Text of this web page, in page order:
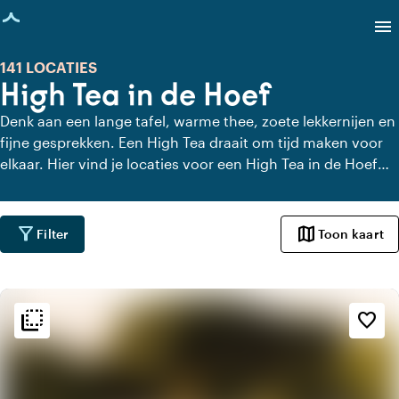
geladen
menu
High Tea in de Hoef
141 LOCATIES
Denk aan een lange tafel, warme thee, zoete lekkernijen en
fijne gesprekken. Een High Tea draait om tijd maken voor
elkaar. Hier vind je locaties voor een High Tea in de Hoef
heel lekker eten. Even geen haast, alleen aandacht voor
elkaar en de lekkernijen.
filter_alt Filter map Toon kaart
flip_to_back favorite_border
flip_to_back Sfeer en esthetiek
home
Huiselijk